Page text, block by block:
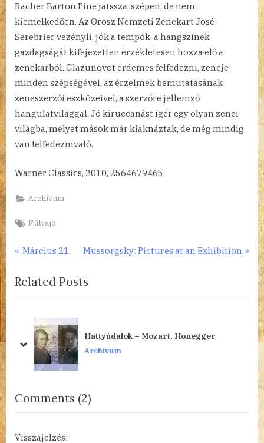
Racher Barton Pine játssza, szépen, de nem
kiemelkedően. Az Orosz Nemzeti Zenekart José
Serebrier vezényli, jók a tempók, a hangszínek
gazdagságát kifejezetten érzékletesen hozza elő a
zenekarból. Glazunovot érdemes felfedezni, zenéje
minden szépségével, az érzelmek bemutatásának
zeneszerzői eszközeivel, a szerzőre jellemző
hangulatvilággal. Jó kiruccanást ígér egy olyan zenei
világba, melyet mások már kiaknáztak, de még mindig
van felfedeznivaló.
Warner Classics, 2010, 2564679465
Archívum
Tags:
Fülvájó
Bejegyzés
navigáció
P
e
v
u
s
:
Március 21.
N
x
t
s
t
Mussorgsky: Pictures at an Exhibition
Related Posts
Hattyúdalok – Mozart, Honegger
Archívum
prev
next
Comments (2)
“Versenyművek,
Visszajelzés: